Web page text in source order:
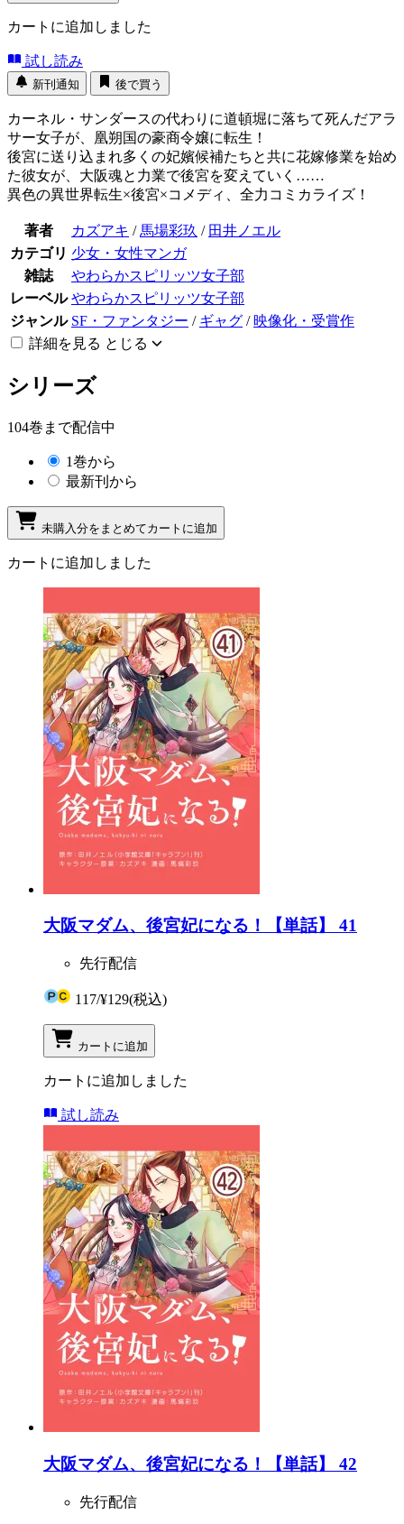
カートに追加しました
試し読み
新刊通知 後で買う
カーネル・サンダースの代わりに道頓堀に落ちて死んだアラ
サー女子が、凰朔国の豪商令嬢に転生！
後宮に送り込まれ多くの妃嬪候補たちと共に花嫁修業を始め
た彼女が、大阪魂と力業で後宮を変えていく……
異色の異世界転生×後宮×コメディ、全力コミカライズ！
著者 カズアキ / 馬場彩玖 / 田井ノエル
カテゴリ 少女・女性マンガ
雑誌
やわらかスピリッツ女子部
レーベル やわらかスピリッツ女子部
ジャンル SF・ファンタジー / ギャグ / 映像化・受賞作
詳細を見る とじる
シリーズ
104巻まで配信中
1巻から
最新刊から
未購入分をまとめてカートに追加
カートに追加しました
大阪マダム、後宮妃になる！【単話】 41
先行配信
117/¥129(税込)
カートに追加
カートに追加しました
試し読み
大阪マダム、後宮妃になる！【単話】 42
先行配信